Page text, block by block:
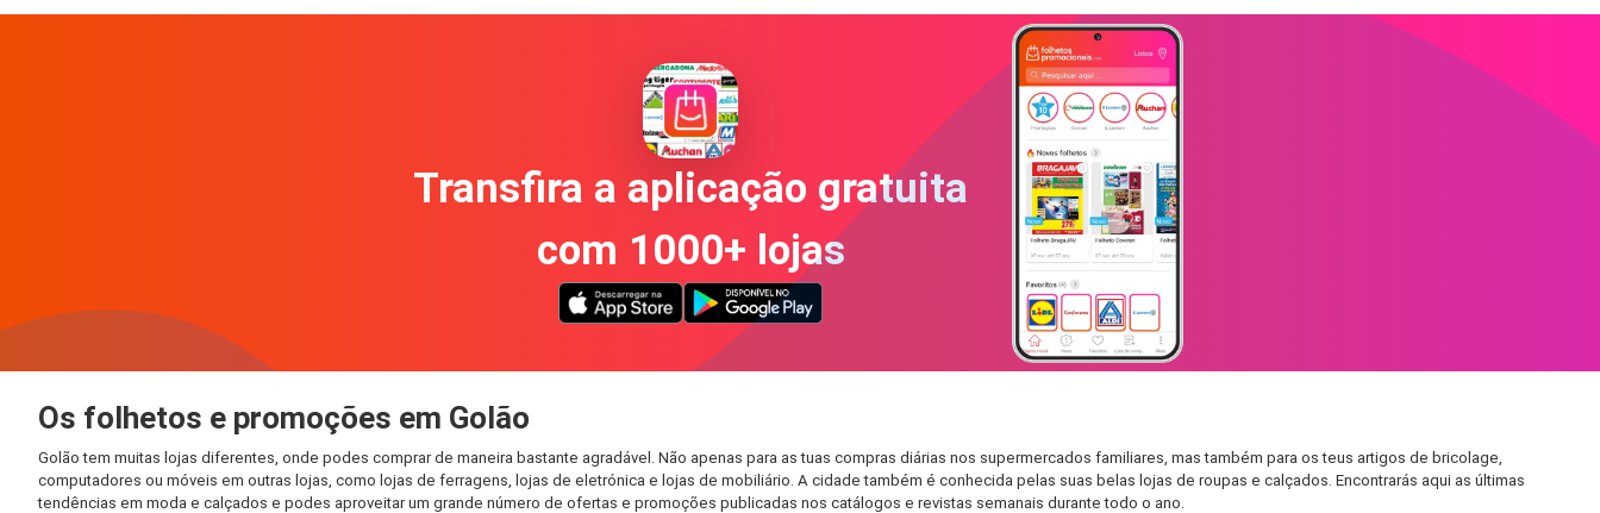
Transfira a aplicação gratuita
com 1000+ lojas
Os folhetos e promoções em Golão
Golão tem muitas lojas diferentes, onde podes comprar de maneira bastante agradável. Não apenas para as tuas compras diárias nos supermercados familiares, mas também para os teus artigos de bricolage,
computadores ou móveis em outras lojas, como lojas de ferragens, lojas de eletrónica e lojas de mobiliário. A cidade também é conhecida pelas suas belas lojas de roupas e calçados. Encontrarás aqui as últimas
tendências em moda e calçados e podes aproveitar um grande número de ofertas e promoções publicadas nos catálogos e revistas semanais durante todo o ano.